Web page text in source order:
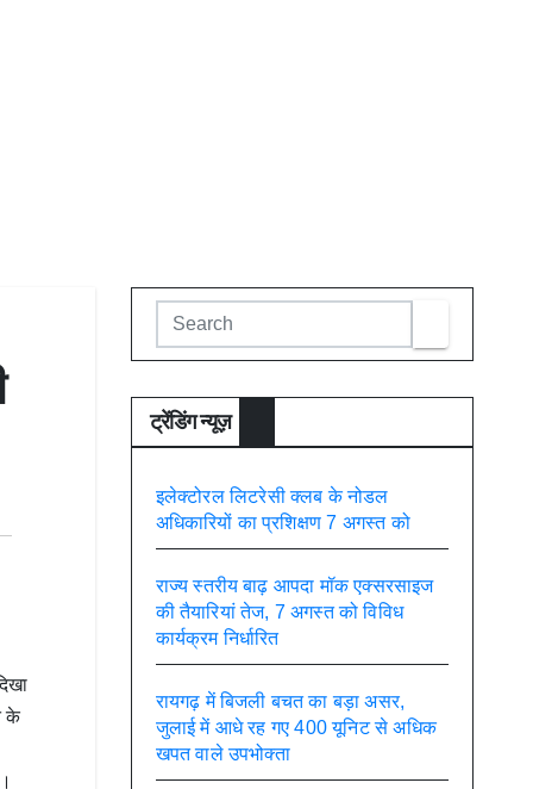
के
ट्रेंडिंग न्यूज़
इलेक्टोरल लिटरेसी क्लब के नोडल
अधिकारियों का प्रशिक्षण 7 अगस्त को
राज्य स्तरीय बाढ़ आपदा मॉक एक्सरसाइज
की तैयारियां तेज, 7 अगस्त को विविध
कार्यक्रम निर्धारित
रायगढ़ में बिजली बचत का बड़ा असर,
जुलाई में आधे रह गए 400 यूनिट से अधिक
खपत वाले उपभोक्ता